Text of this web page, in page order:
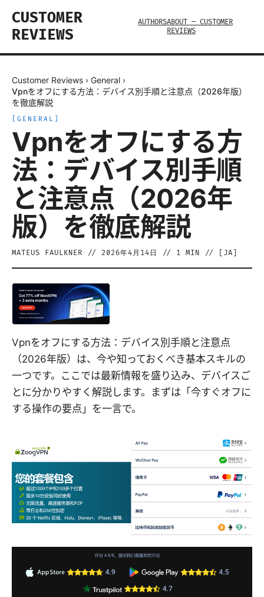
CUSTOMER
REVIEWS
AUTHORSABOUT — CUSTOMER
REVIEWS
Customer Reviews › General ›
Vpnをオフにする方法：デバイス別手順と注意点（2026年版）
を徹底解説
GENERAL
Vpnをオフにする方
法：デバイス別手順
と注意点（2026年
版）を徹底解説
MATEUS FAULKNER // 2026年4月14日 // 1 MIN // [ JA
Vpnをオフにする方法：デバイス別手順と注意点
（2026年版）は、今や知っておくべき基本スキルの
一つです。ここでは最新情報を盛り込み、デバイスご
とに分かりやすく解説します。まずは「今すぐオフに
する操作の要点」を一言で。